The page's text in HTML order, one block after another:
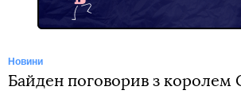
Новини
Байден поговорив з королем